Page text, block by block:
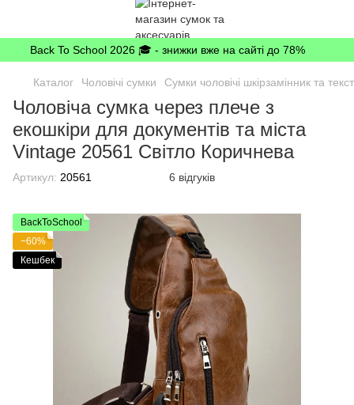
Back To School 2026 🎓 - знижки вже на сайті до 78%
Каталог Чоловічі сумки Сумки чоловічі шкірзамінник та
Чоловіча сумка через плече з
екошкіри для документів та міста
Vintage 20561 Світло Коричнева
Артикул: 20561 6 відгуків
BackToSchool
−60%
Кешбек